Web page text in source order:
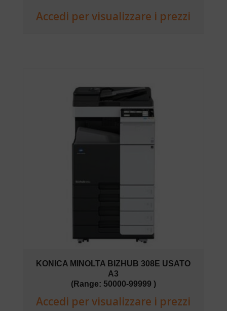
Accedi per visualizzare i prezzi
KONICA MINOLTA BIZHUB 308E USATO
A3
(Range: 50000-99999 )
Accedi per visualizzare i prezzi